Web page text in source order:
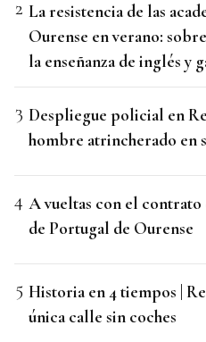
La resistencia de las
Ourense en verano:
la enseñanza de inglés y
Despliegue policial en
hombre atrincherado en
A vueltas con el contrato
de Portugal de Ourense
Historia en 4 tiempos |
única calle sin coches